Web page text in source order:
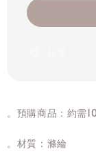
。預購商品：約需
。材質：滌綸